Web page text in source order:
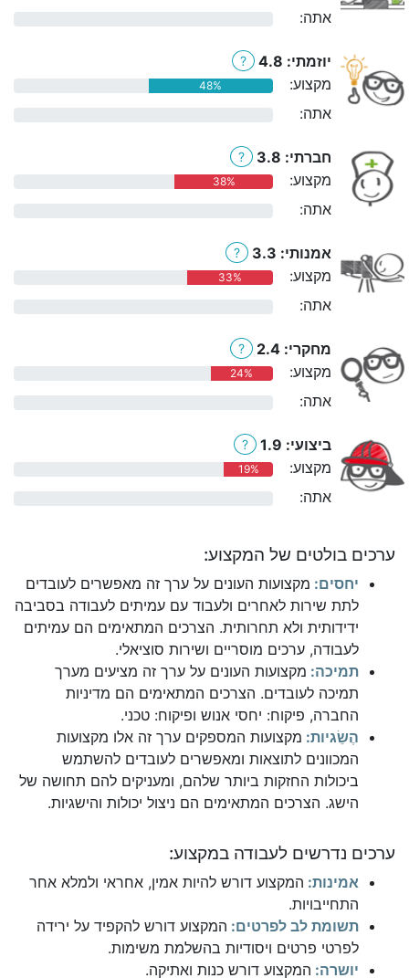
אתה:
יוזמתי: 4.8 ?
מקצוע: 48%
אתה:
חברתי: 3.8 ?
מקצוע: 38%
אתה:
אמנותי: 3.3 ?
מקצוע: 33%
אתה:
מחקרי: 2.4 ?
מקצוע: 24%
אתה:
ביצועי: 1.9 ?
מקצוע: 19%
אתה:
ערכים בולטים של המקצוע:
יחסים: מקצועות העונים על ערך זה מאפשרים לעובדים
לתת שירות לאחרים ולעבוד עם עמיתים לעבודה בסביבה
ידידותית ולא תחרותית. הצרכים המתאימים הם עמיתים
לעבודה, ערכים מוסריים ושירות סוציאלי.
תמיכה: מקצועות העונים על ערך זה מציעים מערך
תמיכה לעובדים. הצרכים המתאימים הם מדיניות
החברה, פיקוח: יחסי אנוש ופיקוח: טכני.
הֶשֵׂגיות: מקצועות המספקים ערך זה אלו מקצועות
המכוונים לתוצאות ומאפשרים לעובדים להשתמש
ביכולות החזקות ביותר שלהם, ומעניקים להם תחושה של
הישג. הצרכים המתאימים הם ניצול יכולות והישגיות.
ערכים נדרשים לעבודה במקצוע:
אמינות: המקצוע דורש להיות אמין, אחראי ולמלא אחר
התחייבויות.
תשומת לב לפרטים: המקצוע דורש להקפיד על ירידה
לפרטי פרטים ויסודיות בהשלמת משימות.
יושרה: המקצוע דורש כנות ואתיקה.